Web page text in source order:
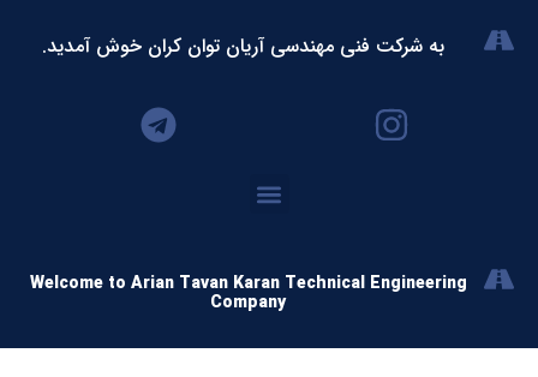
به شرکت فنی مهندسی آریان توان کران خوش آمدید.
Welcome to Arian Tavan Karan Technical Engineering
Company